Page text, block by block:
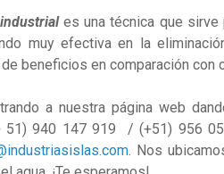
es una técnica que sirve
muy efectiva en la
beneficios en comparación con
a nuestra página web
51) 940 147 919 / (+51) 956
. Nos